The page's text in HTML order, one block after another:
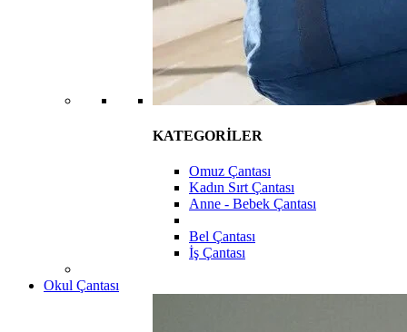
KATEGORİLER
Omuz Çantası
Kadın Sırt Çantası
Anne - Bebek Çantası
Bel Çantası
İş Çantası
Okul Çantası